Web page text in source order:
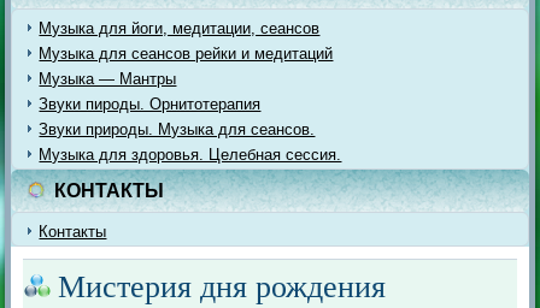
Музыка для йоги, медитации, сеансов
Музыка для сеансов рейки и медитаций
Музыка — Мантры
Звуки пироды. Орнитотерапия
Звуки природы. Музыка для сеансов.
Музыка для здоровья. Целебная сессия.
КОНТАКТЫ
Контакты
Мистерия дня рождения